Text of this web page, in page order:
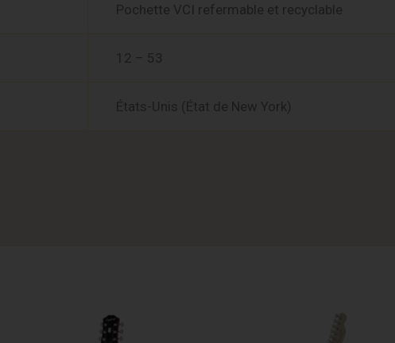
Pochette VCI refermable et recyclable
12 – 53
États-Unis (État de New York)